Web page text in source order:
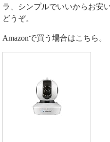
ラ、シンプルでいいからお安
どうぞ。
Amazonで買う場合はこちら。